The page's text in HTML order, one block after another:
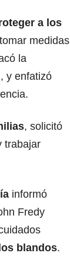
a los
medidas
la
y enfatizó
, solicitó
trabajar
informó
Fredy
blandos.